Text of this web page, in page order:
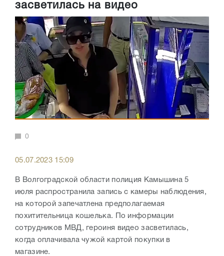
засветилась на видео
0
05.07.2023 15:09
В Волгоградской области полиция Камышина 5
июля распространила запись с камеры наблюдения,
на которой запечатлена предполагаемая
похитительница кошелька. По информации
сотрудников МВД, героиня видео засветилась,
когда оплачивала чужой картой покупки в
магазине.